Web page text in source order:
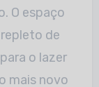
O espaço
de
o lazer
mais novo